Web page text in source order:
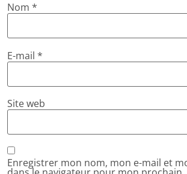
Nom*
E-mail*
Site web
Enregistrer mon nom, mon e-mail et